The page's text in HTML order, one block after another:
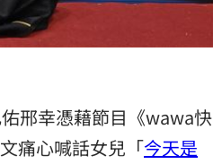
邢幸憑藉節目《wawa快
痛心喊話女兒「今天是